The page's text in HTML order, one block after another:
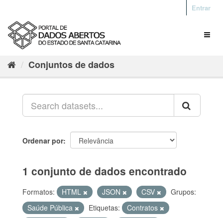
Entrar
Conjuntos de dados
Ordenar por
1 conjunto de dados encontrado
Formatos: HTML JSON CSV
Grupos:
Saúde Pública
Etiquetas:
Contratos